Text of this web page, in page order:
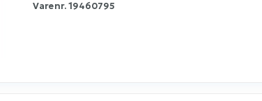
Varenr.19460795